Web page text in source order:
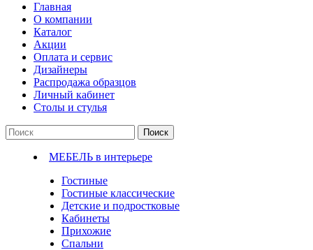
Главная
О компании
Каталог
Акции
Оплата и сервис
Дизайнеры
Распродажа образцов
Личный кабинет
Столы и стулья
Поиск
МЕБЕЛЬ в интерьере
Гостиные
Гостиные классические
Детские и подростковые
Кабинеты
Прихожие
Спальни